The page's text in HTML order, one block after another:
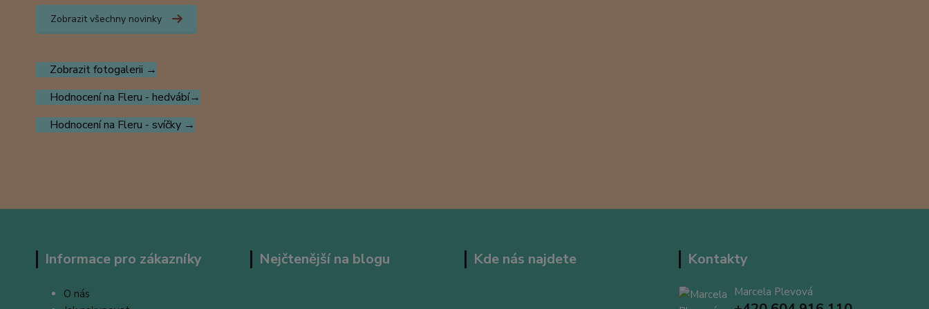
Zobrazit všechny novinky
Zobrazit fotogalerii →
Hodnocení na Fleru - hedvábí→
Hodnocení na Fleru - svíčky →
Informace pro zákazníky
O nás
Nejčtenější na blogu Kde nás najdete Kontakty
Marcela Plevová